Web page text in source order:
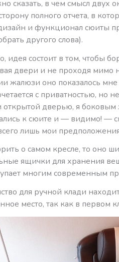
сказать, в чем смысл двух
полного отчета, в
и функционал сюиты
другого слова).
идея состоит в том, чтобы
двери и не проходя мимо
жалюзи оно показалось
с приватностью, но
дверью, я боковым
к сюите и — видимо! —
лишь мои
о самом кресле, то оно
ящички для хранения
многим современным
для ручной клади
место, так как в первом